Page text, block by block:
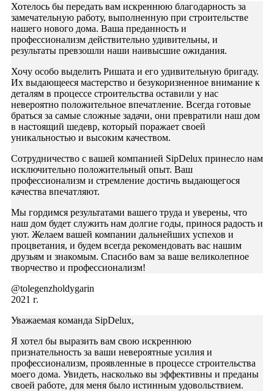
Хотелось бы передать вам искреннюю благодарность за
замечательную работу, выполненную при строительстве
нашего нового дома. Ваша преданность и
профессионализм действительно удивительны, и
результаты превзошли наши наивысшие ожидания.
Хочу особо выделить Ришата и его удивительную бригаду.
Их выдающееся мастерство и безукоризненное внимание к
деталям в процессе строительства оставили у нас
невероятно положительное впечатление. Всегда готовые
браться за самые сложные задачи, они превратили наш дом
в настоящий шедевр, который поражает своей
уникальностью и высоким качеством.
Сотрудничество с вашей компанией SipDelux принесло нам
исключительно положительный опыт. Ваш
профессионализм и стремление достичь выдающегося
качества впечатляют.
Мы гордимся результатами вашего труда и уверены, что
наш дом будет служить нам долгие годы, принося радость и
уют. Желаем вашей компании дальнейших успехов и
процветания, и будем всегда рекомендовать вас нашим
друзьям и знакомым. Спасибо вам за ваше великолепное
творчество и профессионализм!
@tolegenzholdygarin
2021 г.
Уважаемая команда SipDelux,
Я хотел бы выразить вам свою искреннюю
признательность за ваши невероятные усилия и
профессионализм, проявленные в процессе строительства
моего дома. Увидеть, насколько вы эффективны и преданы
своей работе, для меня было истинным удовольствием.